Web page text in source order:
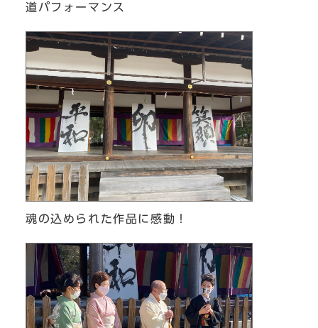
道パフォーマンス
魂の込められた作品に感動！